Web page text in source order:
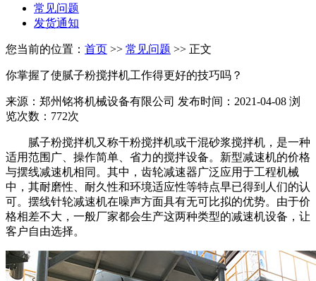
常见问题
发货通知
您当前的位置： 首页 >> 常见问题 >> 正文
你掌握了使腻子粉搅拌机工作得更好的技巧吗？
来源：郑州铭将机械设备有限公司 发布时间：2021-04-08 浏
览次数：772次
腻子粉搅拌机又称干粉搅拌机或干混砂浆搅拌机，是一种
适用范围广、操作简单、省力的搅拌设备。新型减速机的价格
与摆线减速机相同。其中，齿轮减速器广泛应用于工程机械
中，其耐磨性、耐久性和环境适应性等特点早已得到人们的认
可。摆线针轮减速机在噪声方面具有无可比拟的优势。由于价
格相差不大，一般厂家都会生产这两种类型的减速机设备，让
客户自由选择。